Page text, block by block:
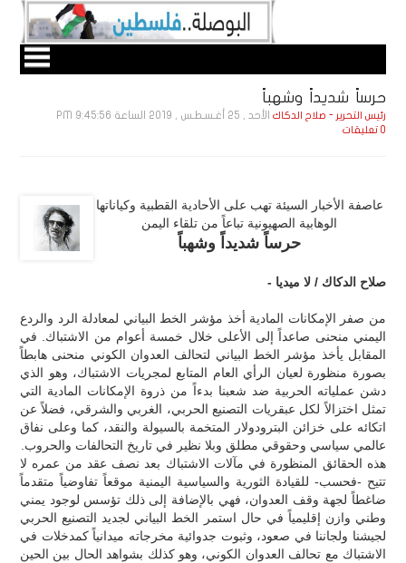
حرساً شديداً وشهباً
رئيس التحرير - صلاح الدكاك الأحد , 25 أغـسـطـس , 2019 الساعة 9:45:56 PM
0 تعليقات
عاصفة الأخبار السيئة تهب على الأحادية القطبية وكياناتها
الوهابية الصهيونية تباعاً من تلقاء اليمن
حرساً شديداً وشهباً
صلاح الدكاك / لا ميديا -
من صفر الإمكانات المادية أخذ مؤشر الخط البياني لمعادلة الرد والردع
اليمني منحنى صاعداً إلى الأعلى خلال خمسة أعوام من الاشتباك. في
المقابل يأخذ مؤشر الخط البياني لتحالف العدوان الكوني منحنى هابطاً
بصورة منظورة لعيان الرأي العام المتابع لمجريات الاشتباك، وهو الذي
دشن عملياته الحربية ضد شعبنا بدءاً من ذروة الإمكانات المادية التي
تمثل اختزالاً لكل عبقريات التصنيع الحربي، الغربي والشرقي، فضلاً عن
اتكائه على خزائن البترودولار المتخمة بالسيولة والنقد، كما وعلى نفاق
عالمي سياسي وحقوقي مطلق وبلا نظير في تاريخ التحالفات والحروب.
هذه الحقائق المنظورة في مآلات الاشتباك بعد نصف عقد من عمره لا
تتيح -فحسب- للقيادة الثورية والسياسية اليمنية موقعاً تفاوضياً متقدماً
ضاغطاً لجهة وقف العدوان، فهي بالإضافة إلى ذلك تؤسس لوجود يمني
وطني وازن إقليمياً في حال استمر الخط البياني لجديد التصنيع الحربي
لجيشنا ولجاننا في صعود، وثبوت جدوائية مخرجاته ميدانياً كمدخلات في
الاشتباك مع تحالف العدوان الكوني، وهو كذلك بشواهد الحال بين الحين